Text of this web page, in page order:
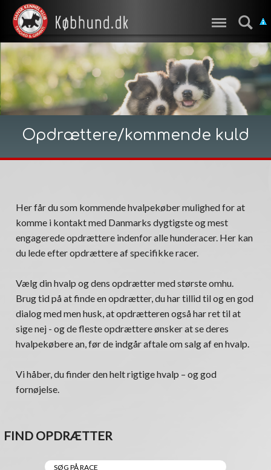
Opdrættere/kommende kuld
Her får du som kommende hvalpekøber mulighed for at
komme i kontakt med Danmarks dygtigste og mest
engagerede opdrættere indenfor alle hunderacer. Her kan
du lede efter opdrættere af specifikke racer.
Vælg din hvalp og dens opdrætter med største omhu.
Brug tid på at finde en opdrætter, du har tillid til og en god
dialog med men husk, at opdrætteren også har ret til at
sige nej - og de fleste opdrættere ønsker at se deres
hvalpekøbere an, før de indgår aftale om salg af en hvalp.
Vi håber, du finder den helt rigtige hvalp – og god
fornøjelse.
FIND OPDRÆTTER